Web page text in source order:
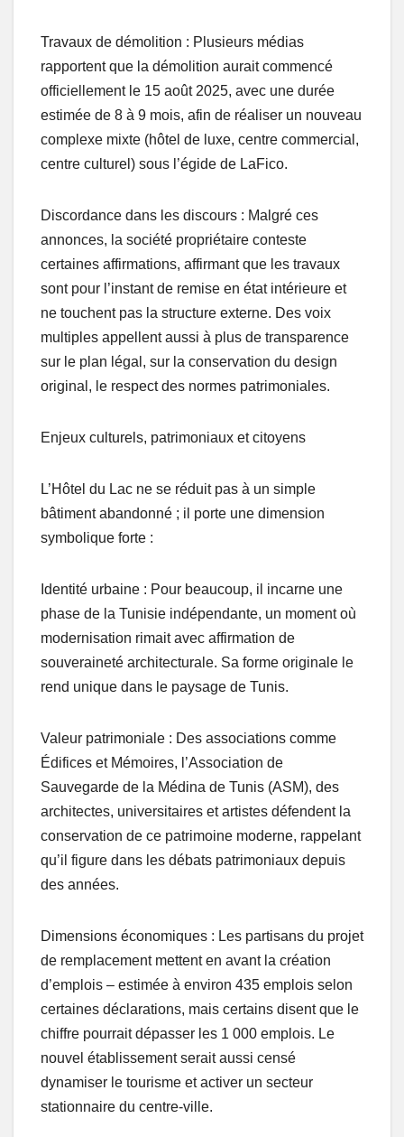
Travaux de démolition : Plusieurs médias
rapportent que la démolition aurait commencé
officiellement le 15 août 2025, avec une durée
estimée de 8 à 9 mois, afin de réaliser un nouveau
complexe mixte (hôtel de luxe, centre commercial,
centre culturel) sous l’égide de LaFico.
Discordance dans les discours : Malgré ces
annonces, la société propriétaire conteste
certaines affirmations, affirmant que les travaux
sont pour l’instant de remise en état intérieure et
ne touchent pas la structure externe. Des voix
multiples appellent aussi à plus de transparence
sur le plan légal, sur la conservation du design
original, le respect des normes patrimoniales.
Enjeux culturels, patrimoniaux et citoyens
L’Hôtel du Lac ne se réduit pas à un simple
bâtiment abandonné ; il porte une dimension
symbolique forte :
Identité urbaine : Pour beaucoup, il incarne une
phase de la Tunisie indépendante, un moment où
modernisation rimait avec affirmation de
souveraineté architecturale. Sa forme originale le
rend unique dans le paysage de Tunis.
Valeur patrimoniale : Des associations comme
Édifices et Mémoires, l’Association de
Sauvegarde de la Médina de Tunis (ASM), des
architectes, universitaires et artistes défendent la
conservation de ce patrimoine moderne, rappelant
qu’il figure dans les débats patrimoniaux depuis
des années.
Dimensions économiques : Les partisans du projet
de remplacement mettent en avant la création
d’emplois – estimée à environ 435 emplois selon
certaines déclarations, mais certains disent que le
chiffre pourrait dépasser les 1 000 emplois. Le
nouvel établissement serait aussi censé
dynamiser le tourisme et activer un secteur
stationnaire du centre-ville.